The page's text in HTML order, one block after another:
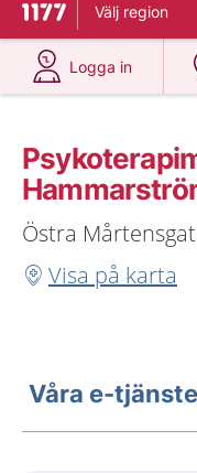
Till startsidan för 1177
Välj region
Logga in
på 1177.se
Östra
Visa på karta
Våra e-